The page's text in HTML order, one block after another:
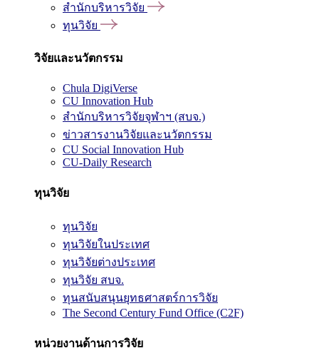
สำนักบริหารวิจัย
ทุนวิจัย
วิจัยและนวัตกรรม
Chula DigiVerse
CU Innovation Hub
สำนักบริหารวิจัยจุฬาฯ (สบจ.)
ข่าวสารงานวิจัยและนวัตกรรม
CU Social Innovation Hub
CU-Daily Research
ทุนวิจัย
ทุนวิจัย
ทุนวิจัยในประเทศ
ทุนวิจัยต่างประเทศ
ทุนวิจัย สบจ.
ทุนสนับสนุนยุทธศาสตร์การวิจัย
The Second Century Fund Office (C2F)
หน่วยงานด้านการวิจัย